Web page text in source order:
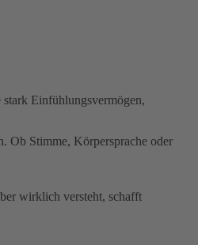
Einfühlungsvermögen,
Ob Stimme, Körpersprache oder
wirklich versteht, schafft